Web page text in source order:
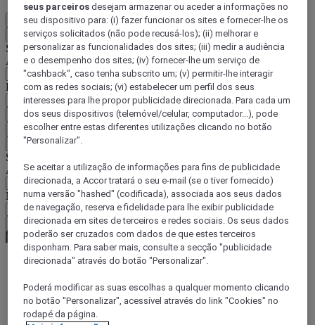
Voltar
Selecione o seu país e idioma abaixo
Área geográfica
País/região-idioma
Confirmar o meu país e idioma
EUR (€)
Voltar
Selecione a moeda abaixo
Área geográfica
Moeda
Confirmar a moeda
Europe
Germany
Baden-Wuerttemberg
seus parceiros desejam armazenar ou aceder a informações no
seu dispositivo para: (i) fazer funcionar os sites e fornecer-lhe os
serviços solicitados (não pode recusá-los); (ii) melhorar e
personalizar as funcionalidades dos sites; (iii) medir a audiência
e o desempenho dos sites; (iv) fornecer-lhe um serviço de
"cashback", caso tenha subscrito um; (v) permitir-lhe interagir
com as redes sociais; (vi) estabelecer um perfil dos seus
interesses para lhe propor publicidade direcionada. Para cada um
dos seus dispositivos (telemóvel/celular, computador...), pode
escolher entre estas diferentes utilizações clicando no botão
"Personalizar".
Se aceitar a utilização de informações para fins de publicidade
direcionada, a Accor tratará o seu e-mail (se o tiver fornecido)
numa versão "hashed" (codificada), associada aos seus dados
de navegação, reserva e fidelidade para lhe exibir publicidade
direcionada em sites de terceiros e redes sociais. Os seus dados
poderão ser cruzados com dados de que estes terceiros
disponham. Para saber mais, consulte a secção "publicidade
direcionada" através do botão "Personalizar".
Poderá modificar as suas escolhas a qualquer momento clicando
no botão "Personalizar", acessível através do link "Cookies" no
rodapé da página.